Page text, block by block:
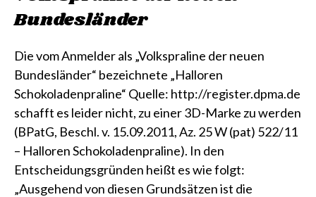
Bundesländer
Die vom Anmelder als „Volkspraline der neuen
Bundesländer“ bezeichnete „Halloren
Schokoladenpraline“ Quelle: http://register.dpma.de
schafft es leider nicht, zu einer 3D-Marke zu werden
(BPatG, Beschl. v. 15.09.2011, Az. 25 W (pat) 522/11
– Halloren Schokoladenpraline). In den
Entscheidungsgründen heißt es wie folgt:
„Ausgehend von diesen Grundsätzen ist die